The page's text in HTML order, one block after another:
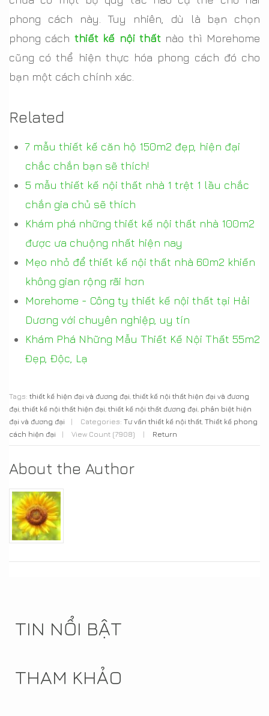
phong cách này. Tuy nhiên, dù là bạn chọn
phong cách thiết kế nội thấtnào thì Morehome
cũng có thể hiện thực hóa phong cách đó cho
bạn một cách chính xác.
Related
7 mẫu thiết kế căn hộ 150m2 đẹp, hiện đại
chắc chắn bạn sẽ thích!
5 mẫu thiết kế nội thất nhà 1 trệt 1 lầu chắc
chắn gia chủ sẽ thích
Khám phá những thiết kế nội thất nhà 100m2
được ưa chuộng nhất hiện nay
Mẹo nhỏ để thiết kế nội thất nhà 60m2 khiến
không gian rộng rãi hơn
Morehome - Công ty thiết kế nội thất tại Hải
Dương với chuyên nghiệp, uy tín
Khám Phá Những Mẫu Thiết Kế Nội Thất 55m2
Đẹp, Độc, Lạ
Tags: thiết kế hiện đại và đương đại thiết kế nội thất hiện đại và đương
đại thiết kế nội thất hiện đại thiết kế nội thất đương đại phân biệt hiện
đại và đương đại
| Categories: Tư vấn thiết kế nội thất Thiết kế phong
cách hiện đại
| View Count (7908) | Return
About the Author
TIN NỔI BẬT
THAM KHẢO